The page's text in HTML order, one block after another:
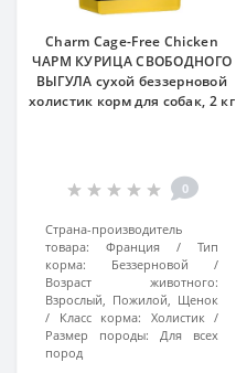
Charm Cage-Free Chicken
ЧАРМ КУРИЦА СВОБОДНОГО
ВЫГУЛА сухой беззерновой
холистик корм для собак, 2 кг
0
Страна-производитель
товара:
Франция
Тип
корма:
Беззерновой
Возраст животного:
Взрослый, Пожилой, Щенок
Класс корма:
Холистик
Размер породы:
Для всех
пород